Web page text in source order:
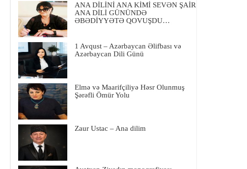
ANA DİLİNİ ANA KİMİ SEVƏN ŞAİR
ANA DİLİ GÜNÜNDƏ
ƏBƏDİYYƏTƏ QOVUŞDU…
1 Avqust – Azərbaycan Əlifbası və
Azərbaycan Dili Günü
Elmə və Maarifçiliyə Həsr Olunmuş
Şərəfli Ömür Yolu
Zaur Ustac – Ana dilim